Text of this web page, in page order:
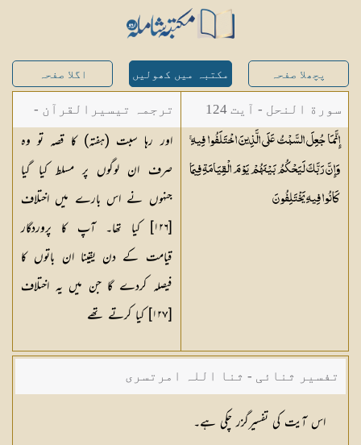
پچھلا صفحہ مکتبہ میں کھولیں اگلا صفحہ
سورة النحل - آیت 124
إِنَّمَا جُعِلَ السَّبْتُ عَلَى الَّذِينَ اخْتَلَفُوا فِيهِ ۚ
وَإِنَّ رَبَّكَ لَيَحْكُمُ بَيْنَهُمْ يَوْمَ الْقِيَامَةِ فِيمَا
كَانُوا فِيهِيَخْتَلِفُونَ
ترجمہ تیسیرالقرآن -
مولانا عبد الرحمن
کیلانی
اور رہا سبت (ہفتہ) کا قصہ تو وہ
صرف ان لوگوں پر مسلط کیا گیا
جنہوں نے اس بارے میں اختلاف
[١٢٦] کیا تھا۔ آپ کا پروردگار
قیامت کے دن یقینا ان باتوں کا
فیصلہ کردے گا جن میں یہ اختلاف
[١٢٧] کیا کرتے تھے
تفسیر ثنائی - ثنا اللہ امرتسری
اس آیت کی تفسیرگزر چکی ہے۔